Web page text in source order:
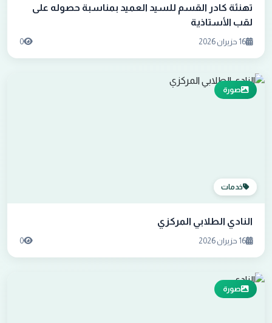
تهنئة كادر القسم للسيد العميد بمناسبة حصوله على
لقب الأستاذية
16 حزيران 2026 0
صورة
خدمات
النادي الطلابي المركزي
16 حزيران 2026 0
صورة